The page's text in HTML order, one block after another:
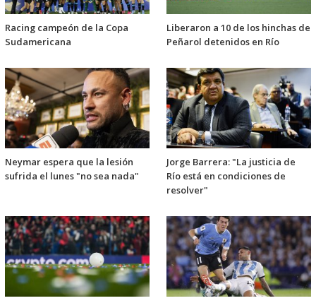
Racing campeón de la Copa
Sudamericana
Liberaron a 10 de los hinchas de
Peñarol detenidos en Río
Neymar espera que la lesión
sufrida el lunes "no sea nada"
Jorge Barrera: "La justicia de
Río está en condiciones de
resolver"